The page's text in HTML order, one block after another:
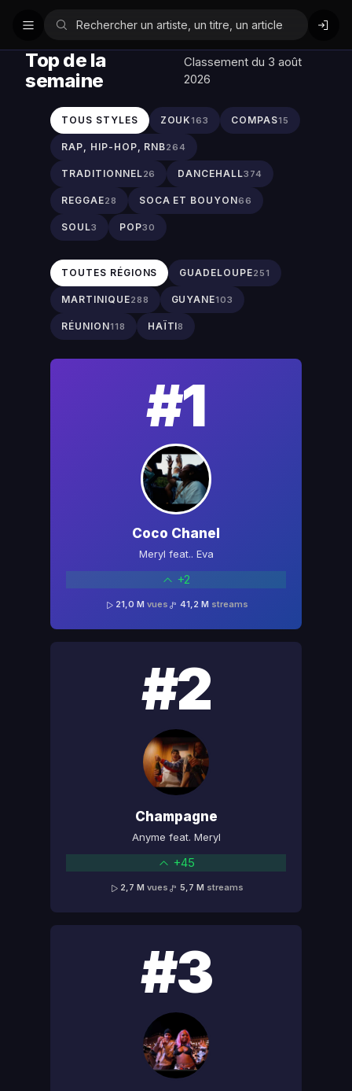
Top de la
semaine
Classement du 3 août
2026
TOUS STYLES ZOUK163 COMPAS15
RAP, HIP-HOP, RNB264
TRADITIONNEL26 DANCEHALL374
REGGAE28 SOCA ET BOUYON66
SOUL3 POP30
TOUTES RÉGIONS GUADELOUPE251
MARTINIQUE288 GUYANE103
RÉUNION118 HAÏTI8
#2
Champagne
Anyme feat. Meryl
+45
2,7 M vues 5,7 M streams
#1
Coco Chanel
Meryl feat.. Eva
+2
21,0 M vues 41,2 M streams
#3